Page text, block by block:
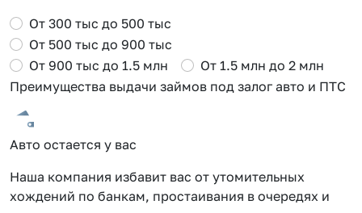
От 300 тыс до 500 тыс
От 500 тыс до 900 тыс
От 900 тыс до 1.5 млн
От 1.5 млн до 2 млн
Преимущества выдачи займов под залог авто и ПТС
Авто остается у вас
Наша компания избавит вас от утомительных
хождений по банкам, простаивания в очередях и